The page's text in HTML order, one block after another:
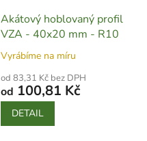
Akátový hoblovaný profil
VZA - 40x20 mm - R10
Vyrábíme na míru
od 83,31 Kč bez DPH
od 100,81 Kč
DETAIL